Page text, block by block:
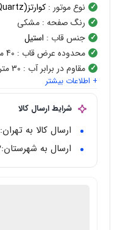
نوع موتور : کوارتز(Quartz)
رنگ صفحه : مشکی
جنس قاب : استیل
محدوده عرض قاب : 40 میلی متر
مقاوم در برابر آب : 30 متر
+ اطلاعات بیشتر
شرایط ارسال کالا
ارسال کالا به تهران: 1 روز کاری
ارسال به شهرستان:‌۲ الی ۳ روز کاری